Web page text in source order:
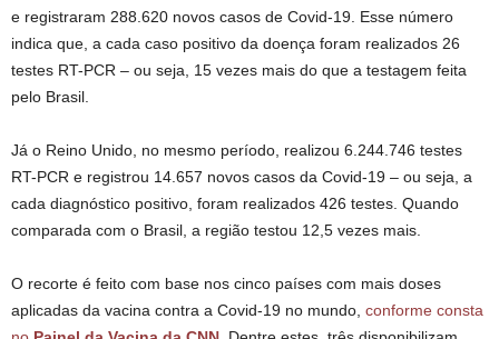
e registraram 288.620 novos casos de Covid-19. Esse número
indica que, a cada caso positivo da doença foram realizados 26
testes RT-PCR – ou seja, 15 vezes mais do que a testagem feita
pelo Brasil.
Já o Reino Unido, no mesmo período, realizou 6.244.746 testes
RT-PCR e registrou 14.657 novos casos da Covid-19 – ou seja, a
cada diagnóstico positivo, foram realizados 426 testes. Quando
comparada com o Brasil, a região testou 12,5 vezes mais.
O recorte é feito com base nos cinco países com mais doses
aplicadas da vacina contra a Covid-19 no mundo, conforme consta